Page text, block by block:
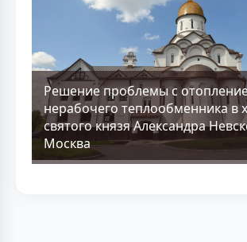
Решение проблемы с
нерабочего теплообменника в
святого князя Александра
Москва